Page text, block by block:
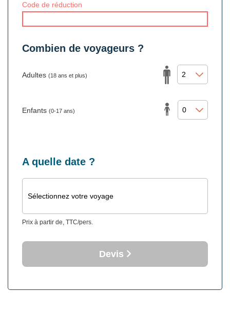
Code de réduction
Combien de voyageurs ?
Adultes (18 ans et plus)
Enfants (0-17 ans)
A quelle date ?
Sélectionnez votre voyage
Prix à partir de, TTC/pers.
Devis